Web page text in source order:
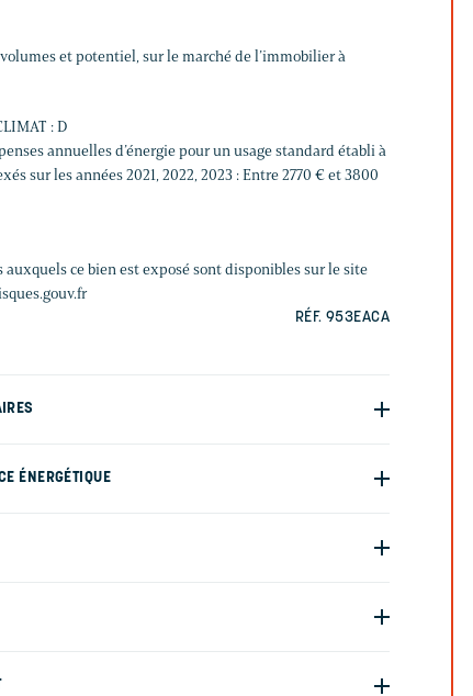
et potentiel, sur le marché de l’immobilier à
: D
annuelles d’énergie pour un usage standard établi à
sur les années 2021, 2022, 2023 : Entre 2770 € et 3800
ce bien est exposé sont disponibles sur le site
RÉF. 953EACA
ÉNERGÉTIQUE